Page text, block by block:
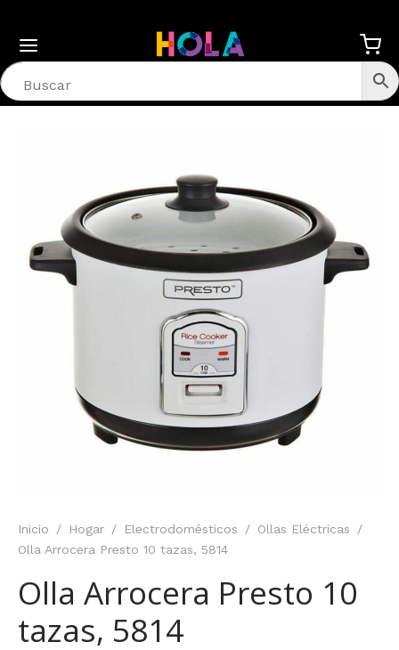
Inicio / Hogar / Electrodomésticos / Ollas Eléctricas
/
Olla Arrocera Presto 10 tazas, 5814
Olla Arrocera Presto 10
tazas, 5814